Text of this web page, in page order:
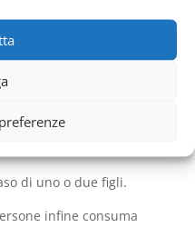
quando finisce
aspettare un
secondo le
ma di solito è compreso
di 2 persone è di
di uno o due figli.
infine consuma